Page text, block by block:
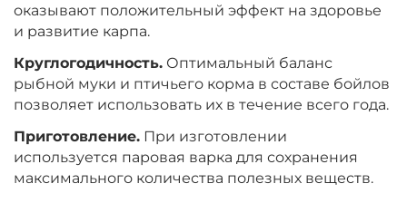
Диаметр:
Диаметр:
20 мм
оказывают положительный эффект на здоровье
и развитие карпа.
Круглогодичность. Оптимальный баланс
рыбной муки и птичьего корма в составе бойлов
позволяет использовать их в течение всего года.
Приготовление. При изготовлении
используется паровая варка для сохранения
максимального количества полезных веществ.